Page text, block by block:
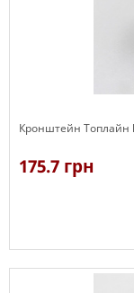
Кронштейн Топлайн
175.7 грн